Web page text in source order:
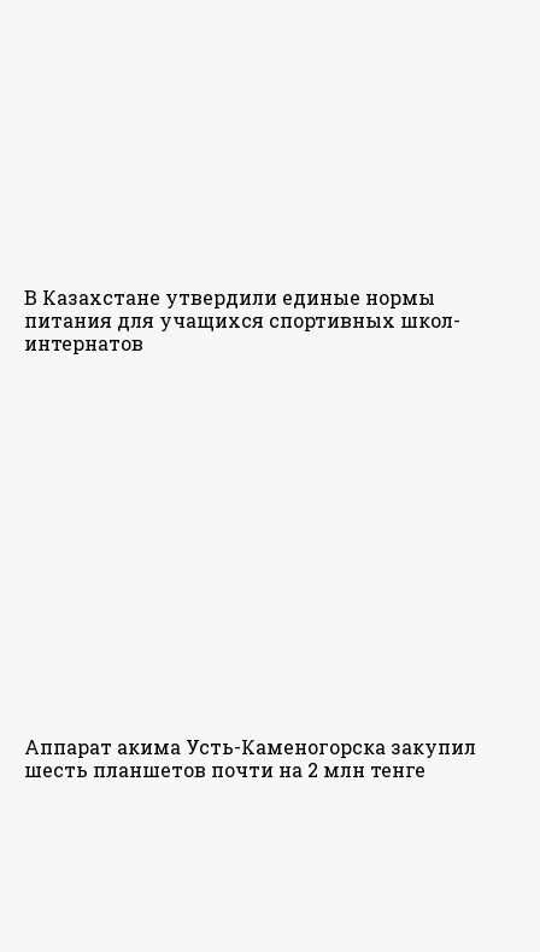
В Казахстане утвердили единые нормы
питания для учащихся спортивных школ-
интернатов
Аппарат акима Усть-Каменогорска закупил
шесть планшетов почти на 2 млн тенге